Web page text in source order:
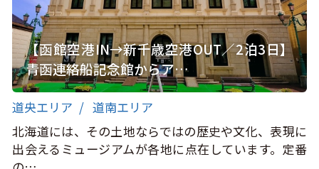
【函館空港IN→新千歳空港OUT／2泊3日】
青函連絡船記念館からア…
道央エリア
道南エリア
北海道には、その土地ならではの歴史や文化、表現に
出会えるミュージアムが各地に点在しています。定番